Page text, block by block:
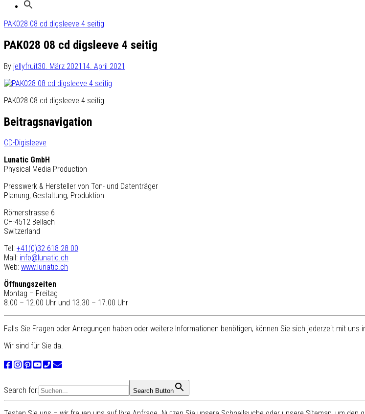
PAK028 08 cd digsleeve 4 seitig
PAK028 08 cd digsleeve 4 seitig
By jellyfruit30. März 2021 14. April 2021
PAK028 08 cd digsleeve 4 seitig
Beitragsnavigation
CD-Digisleeve
Lunatic GmbH
Physical Media Production
Presswerk & Hersteller von Ton- und Datenträger
Planung, Gestaltung, Produktion
Römerstrasse 6
CH-4512 Bellach
Switzerland
Tel: +41(0)32 618 28 00
Mail: info@lunatic.ch
Web: www.lunatic.ch
Öffnungszeiten
Montag – Freitag
8.00 – 12.00 Uhr und 13.30 – 17.00 Uhr
Falls Sie Fragen oder Anregungen haben oder weitere Informationen benötigen, können Sie sich jederzeit mit uns
Wir sind für Sie da.
Search for: Search Button